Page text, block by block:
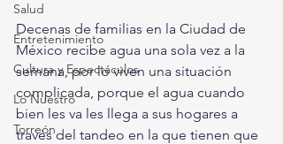
Salud
Entretenimiento
Cultura y Espectáculos
Lo Nuestro
Torreón
Decenas de familias en la Ciudad de
México recibe agua una sola vez a la
semana, por lo viven una situación
complicada, porque el agua cuando
bien les va les llega a sus hogares a
través del tandeo en la que tienen que